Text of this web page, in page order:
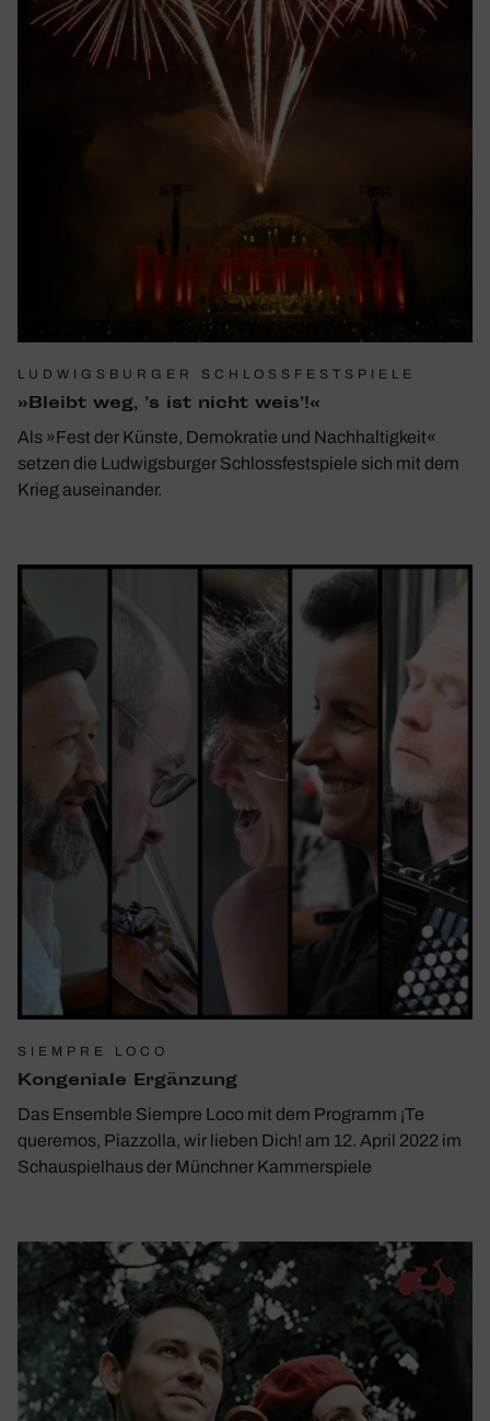
LUDWIGSBURGER SCHLOSSFESTSPIELE
»Bleibt weg, ’s ist nicht weis’!«
Als »Fest der Künste, Demokratie und Nachhaltigkeit«
setzen die Ludwigsburger Schlossfestspiele sich mit dem
Krieg auseinander.
SIEMPRE LOCO
Konge­niale Ergän­zung
Das Ensemble Siempre Loco mit dem Programm ¡Te
queremos, Piazzolla, wir lieben Dich! am 12. April 2022 im
Schauspielhaus der Münchner Kammerspiele